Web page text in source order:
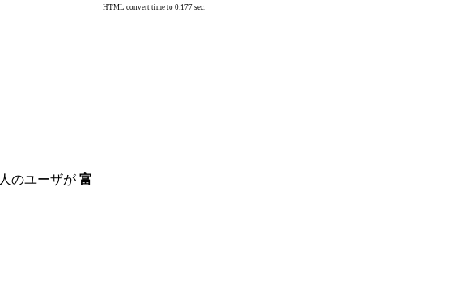
人のユーザが 富
HTML convert time to 0.177 sec.